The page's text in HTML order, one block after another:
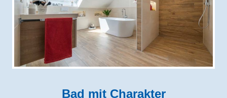
Bad mit Charakter